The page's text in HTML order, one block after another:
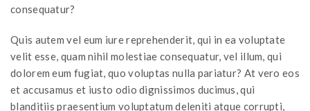
consequatur?
Quis autem vel eum iure reprehenderit, qui in ea voluptate
velit esse, quam nihil molestiae consequatur, vel illum, qui
dolorem eum fugiat, quo voluptas nulla pariatur? At vero eos
et accusamus et iusto odio dignissimos ducimus, qui
blanditiis praesentium voluptatum deleniti atque corrupti,